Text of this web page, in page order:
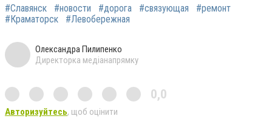
#Славянск #новости #дорога #связующая
#ремонт
#Краматорск
#Левобережная
Олександра Пилипенко
Директорка медіанапрямку
0,0
Авторизуйтесь, щоб оцінити